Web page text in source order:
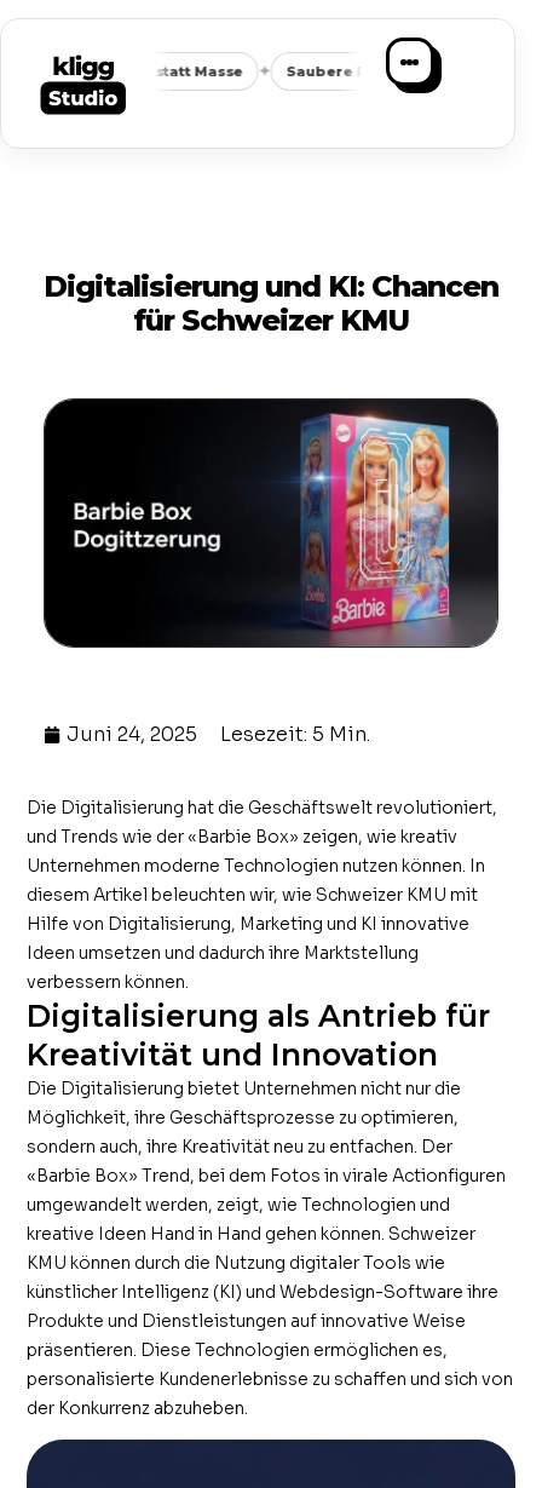
Anfragen statt Masse ✦ Saubere Positionierung
Digitalisierung und KI: Chancen
für Schweizer KMU
Juni 24, 2025 Lesezeit: 5 Min.
Die Digitalisierung hat die Geschäftswelt revolutioniert,
und Trends wie der «Barbie Box» zeigen, wie kreativ
Unternehmen moderne Technologien nutzen können. In
diesem Artikel beleuchten wir, wie Schweizer KMU mit
Hilfe von Digitalisierung, Marketing und KI innovative
Ideen umsetzen und dadurch ihre Marktstellung
verbessern können.
Digitalisierung als Antrieb für
Kreativität und Innovation
Die Digitalisierung bietet Unternehmen nicht nur die
Möglichkeit, ihre Geschäftsprozesse zu optimieren,
sondern auch, ihre Kreativität neu zu entfachen. Der
«Barbie Box» Trend, bei dem Fotos in virale Actionfiguren
umgewandelt werden, zeigt, wie Technologien und
kreative Ideen Hand in Hand gehen können. Schweizer
KMU können durch die Nutzung digitaler Tools wie
künstlicher Intelligenz (KI) und Webdesign-Software ihre
Produkte und Dienstleistungen auf innovative Weise
präsentieren. Diese Technologien ermöglichen es,
personalisierte Kundenerlebnisse zu schaffen und sich von
der Konkurrenz abzuheben.